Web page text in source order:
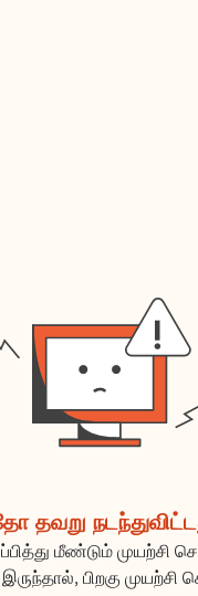
தவறு
மீண்டும் முயற்சி
பிறகு முயற்சி